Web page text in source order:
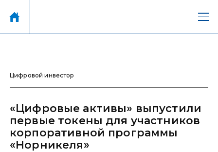
Цифровой инвестор
«Цифровые активы» выпустили
первые токены для участников
корпоративной программы
«Норникеля»